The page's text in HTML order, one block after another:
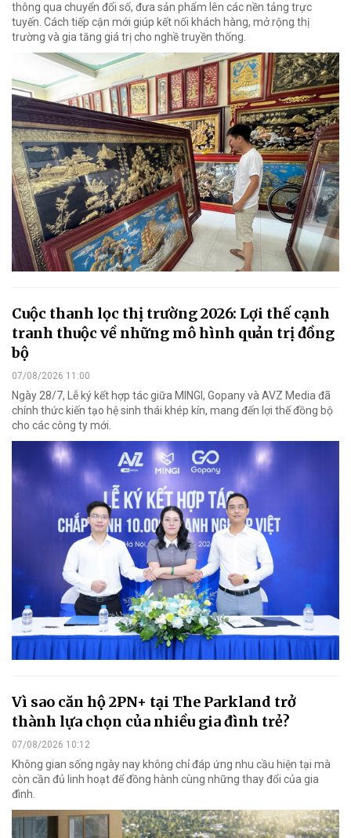
thông qua chuyển đổi số, đưa sản phẩm lên các nền tảng trực
tuyến. Cách tiếp cận mới giúp kết nối khách hàng, mở rộng thị
trường và gia tăng giá trị cho nghề truyền thống.
Cuộc thanh lọc thị trường 2026: Lợi thế cạnh
tranh thuộc về những mô hình quản trị đồng
bộ
07/08/2026 11:00
Ngày 28/7, Lễ ký kết hợp tác giữa MINGI, Gopany và AVZ Media đã
chính thức kiến tạo hệ sinh thái khép kín, mang đến lợi thế đồng bộ
cho các công ty mới.
Vì sao căn hộ 2PN+ tại The Parkland trở
thành lựa chọn của nhiều gia đình trẻ?
07/08/2026 10:12
Không gian sống ngày nay không chỉ đáp ứng nhu cầu hiện tại mà
còn cần đủ linh hoạt để đồng hành cùng những thay đổi của gia
đình.